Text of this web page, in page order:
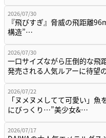
2026/07/30
『飛びすぎ』脅威の飛距離
構造”…
2026/07/30
一口サイズながら圧倒的な飛
発売される人気ルアーに待望
2026/07/22
「ヌメヌメしてて可愛い」魚
にびっくり…”美少女&…
2026/07/17